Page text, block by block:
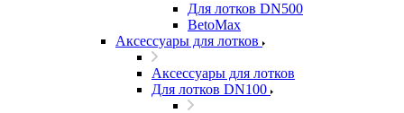
Для лотков DN500
BetoMax
Аксессуары для лотков
Аксессуары для лотков
Для лотков DN100